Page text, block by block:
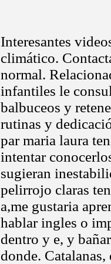
Interesantes
climático.
normal.
infantiles le
balbuceos y
rutinas y
par maria laura
intentar
sugieran
pelirrojo claras
a,me gustaria
hablar ingles o
dentro y e, y
donde.